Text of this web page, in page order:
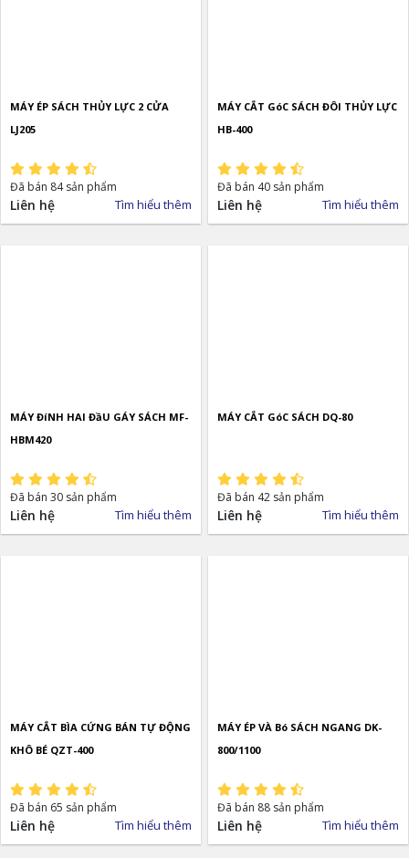
MÁY ÉP SÁCH THỦY LỰC 2 CỬA
LJ205
Đã bán 84 sản phẩm
Liên hệ Tìm hiểu thêm
MÁY CẮT GóC SÁCH ĐÔI THỦY LỰC
HB-400
Đã bán 40 sản phẩm
Liên hệ Tìm hiểu thêm
MÁY ĐíNH HAI ĐầU GÁY SÁCH MF-
HBM420
Đã bán 30 sản phẩm
Liên hệ Tìm hiểu thêm
MÁY CẮT GóC SÁCH DQ-80
Đã bán 42 sản phẩm
Liên hệ Tìm hiểu thêm
MÁY CẮT BÌA CỨNG BÁN TỰ ĐỘNG
KHÔ BÉ QZT-400
Đã bán 65 sản phẩm
Liên hệ Tìm hiểu thêm
MÁY ÉP VÀ Bó SÁCH NGANG DK-
800/1100
Đã bán 88 sản phẩm
Liên hệ Tìm hiểu thêm